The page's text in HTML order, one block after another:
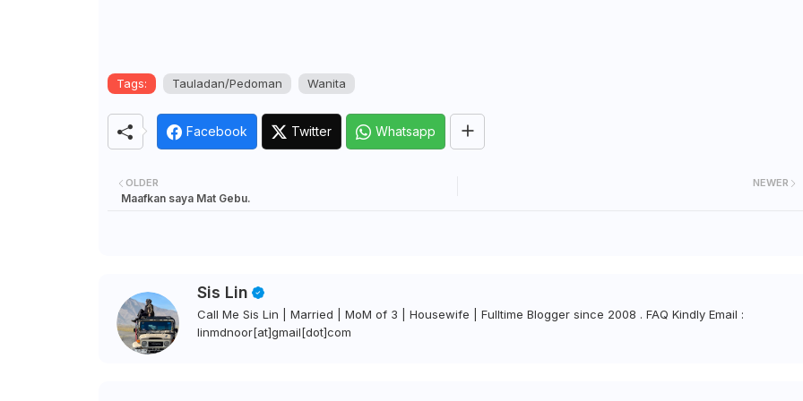
Tags: Tauladan/Pedoman Wanita
Facebook Twitter Whatsapp
NEWER
OLDER
Maafkan saya Mat Gebu.
Sis Lin
Call Me Sis Lin | Married | MoM of 3 | Housewife | Fulltime Blogger since 2008 . FAQ Kindly Email :
linmdnoor[at]gmail[dot]com